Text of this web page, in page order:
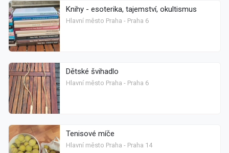
Knihy - esoterika, tajemství, okultismus
Hlavní město Praha - Praha 6
Dětské švihadlo
Hlavní město Praha - Praha 6
Tenisové míče
Hlavní město Praha - Praha 14